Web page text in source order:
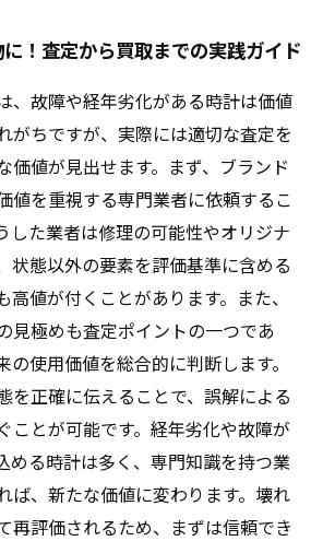
！査定から買取までの実践ガイド
、故障や経年劣化がある時計は価値
がちですが、実際には適切な査定を
価値が見出せます。まず、ブランド
値を重視する専門業者に依頼するこ
した業者は修理の可能性やオリジナ
状態以外の要素を評価基準に含める
高値が付くことがあります。また、
見極めも査定ポイントの一つであ
の使用価値を総合的に判断します。
を正確に伝えることで、誤解による
ことが可能です。経年劣化や故障が
める時計は多く、専門知識を持つ業
ば、新たな価値に変わります。壊れ
再評価されるため、まずは信頼でき